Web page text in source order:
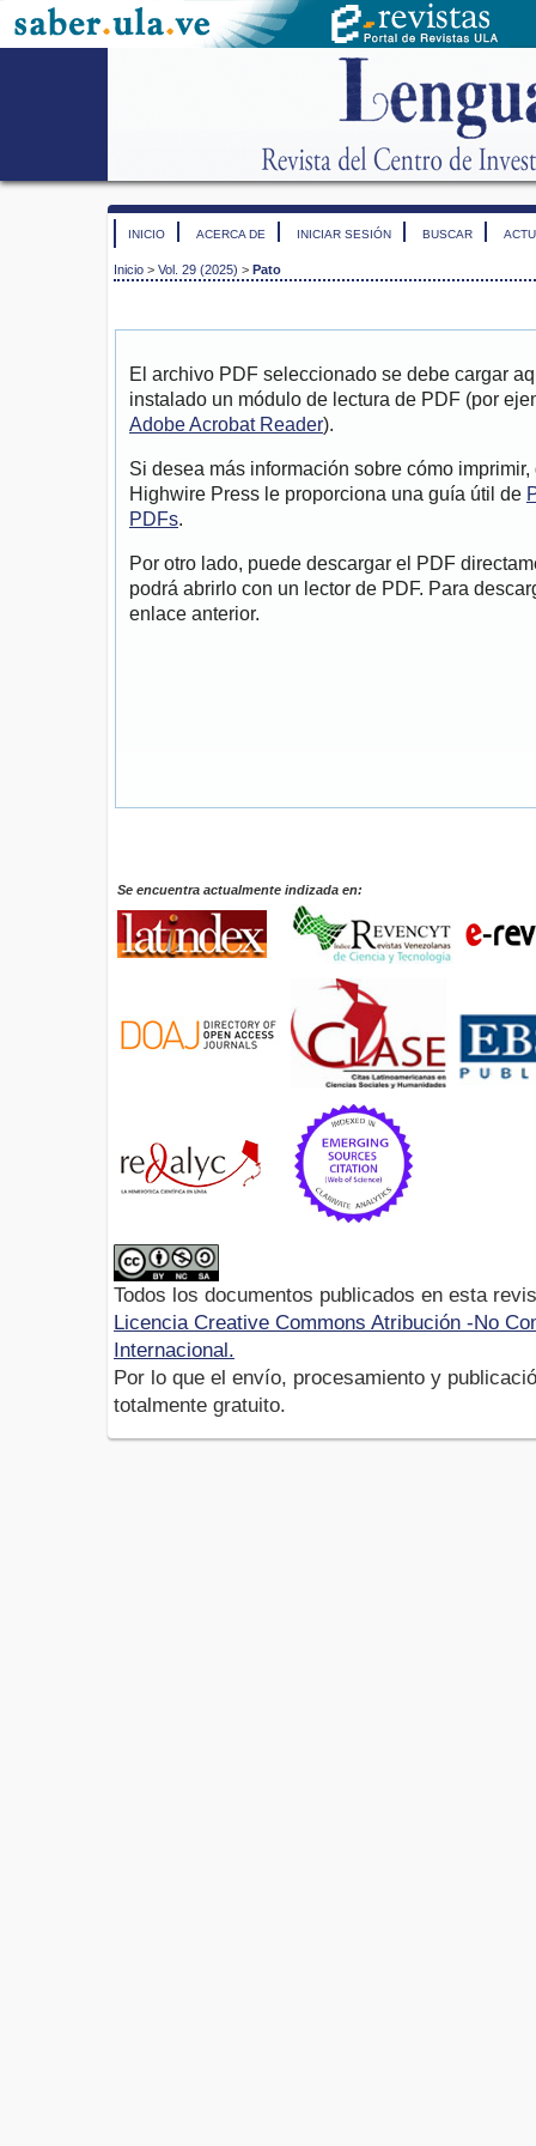
INICIO ACERCA DE INICIAR SESIÓN BUSCAR
Inicio > Vol. 29 (2025) > Pato
El archivo PDF seleccionado se debe cargar
instalado un módulo de lectura de PDF (por
Adobe Acrobat Reader).
Si desea más información sobre cómo
Highwire Press le proporciona una guía útil de
PDFs.
Por otro lado, puede descargar el PDF
podrá abrirlo con un lector de PDF. Para
enlace anterior.
Se encuentra actualmente indizada en:
Todos los documentos publicados en esta
Licencia Creative Commons Atribución -No
Internacional.
Por lo que el envío, procesamiento y
totalmente gratuito.